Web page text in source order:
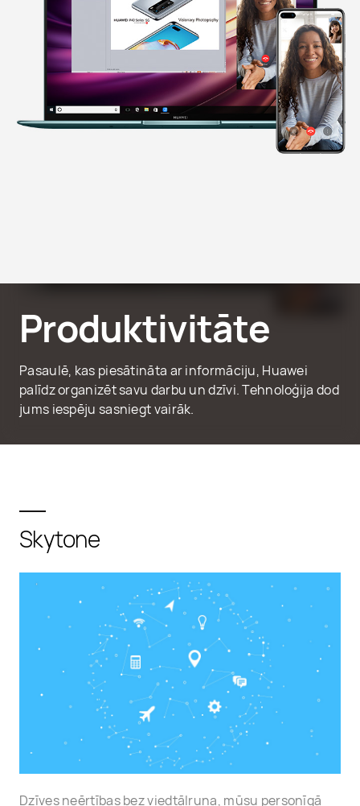
Pasaulē, kas piesātināta ar informāciju, Huawei
palīdz organizēt savu darbu un dzīvi. Tehnoloģija dod
jums iespēju sasniegt vairāk.
Produktivitāte
Skytone
Dzīves neērtības bez viedtālruņa, mūsu personīgā